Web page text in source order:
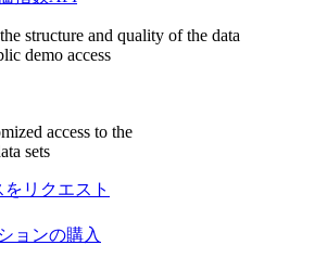
structure and quality of the data
demo access
access to the
sets
をリクエスト
ョンの購入